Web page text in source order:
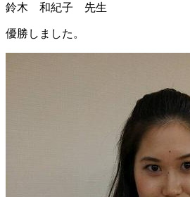
鈴木 和紀子 先生
優勝しました。